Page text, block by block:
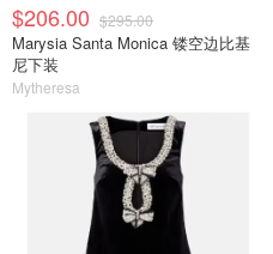
$206.00 $295.00
Marysia Santa Monica 镂空边比基
尼下装
Mytheresa